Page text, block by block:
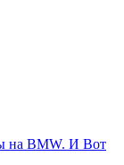
на BMW. И Вот